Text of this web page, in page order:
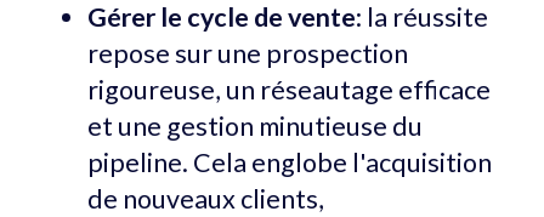
Gérer le cycle de vente: la réussite
repose sur une prospection
rigoureuse, un réseautage efficace
et une gestion minutieuse du
pipeline. Cela englobe l'acquisition
de nouveaux clients,